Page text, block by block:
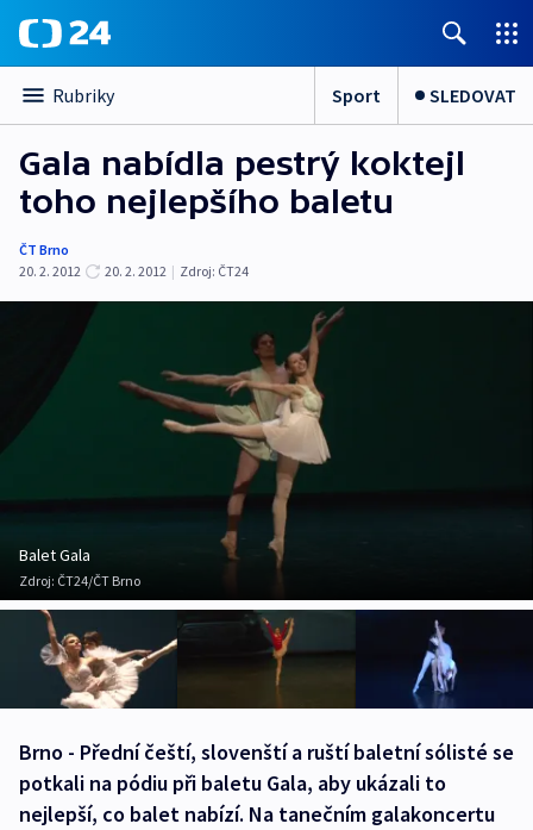
Rubriky Sport SLEDOVAT
Gala nabídla pestrý koktejl
toho nejlepšího baletu
ČT Brno
20. 2. 2012
20. 2. 2012 | Zdroj: ČT24
Balet Gala
Zdroj: ČT24/ČT Brno
Brno - Přední čeští, slovenští a ruští baletní sólisté se
potkali na pódiu při baletu Gala, aby ukázali to
nejlepší, co balet nabízí. Na tanečním galakoncertu